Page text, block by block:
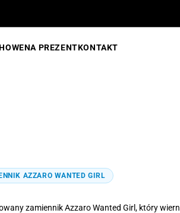
NA PREZENTKONTAKT
AZZARO WANTED GIRL
zamiennik Azzaro Wanted Girl, który